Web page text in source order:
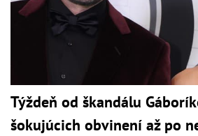
Týždeň od škandálu
šokujúcich obvinení až po